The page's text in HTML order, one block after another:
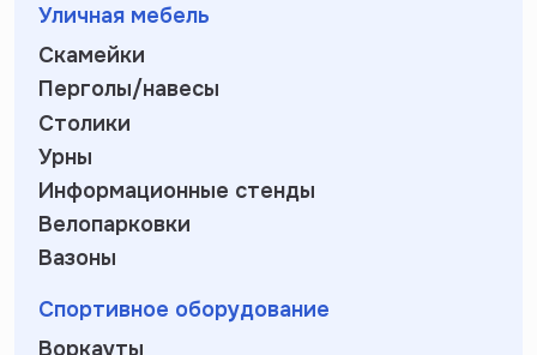
Уличная мебель
Скамейки
Перголы/навесы
Столики
Урны
Информационные стенды
Велопарковки
Вазоны
Спортивное оборудование
Воркауты